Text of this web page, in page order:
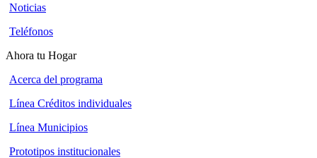
Noticias
Teléfonos
Ahora tu Hogar
Acerca del programa
Línea Créditos individuales
Línea Municipios
Prototipos institucionales